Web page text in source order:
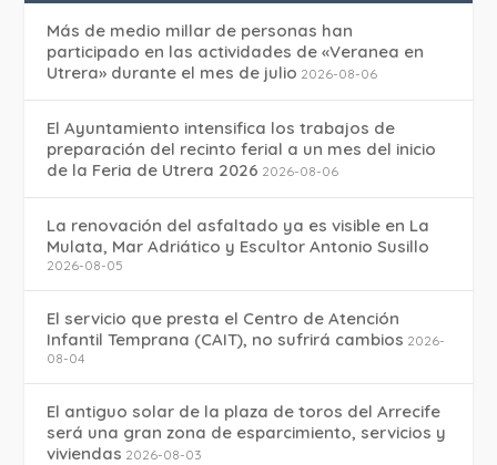
Más de medio millar de personas han
participado en las actividades de «Veranea en
Utrera» durante el mes de julio 2026-08-06
El Ayuntamiento intensifica los trabajos de
preparación del recinto ferial a un mes del inicio
de la Feria de Utrera 2026 2026-08-06
La renovación del asfaltado ya es visible en La
Mulata, Mar Adriático y Escultor Antonio Susillo
2026-08-05
El servicio que presta el Centro de Atención
Infantil Temprana (CAIT), no sufrirá cambios 2026-
08-04
El antiguo solar de la plaza de toros del Arrecife
será una gran zona de esparcimiento, servicios y
viviendas 2026-08-03